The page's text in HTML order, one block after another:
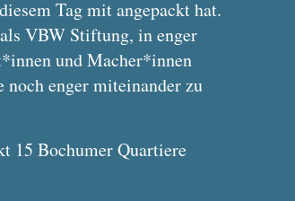
Tag mit angepackt hat.
VBW Stiftung, in enger
und Macher*innen
noch enger miteinander zu
15 Bochumer Quartiere